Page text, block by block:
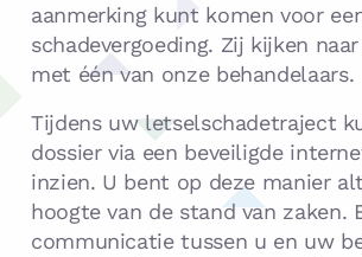
aanmerking kunt komen voor
schadevergoeding. Zij kijken
met één van onze behandelaars.
Tijdens uw letselschadetraject
dossier via een beveiligde
inzien. U bent op deze manier
hoogte van de stand van zaken.
communicatie tussen u en uw